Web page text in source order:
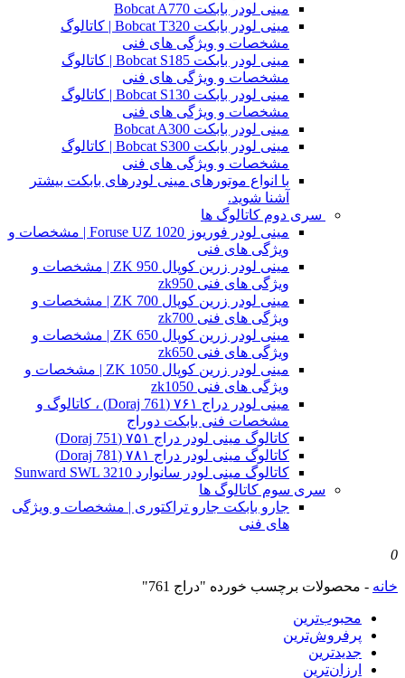
مینی لودر بابکت Bobcat A770
مینی لودر بابکت Bobcat T320 | کاتالوگ
مشخصات و ویژگی های فنی
مینی لودر بابکت Bobcat S185 | کاتالوگ
مشخصات و ویژگی های فنی
مینی لودر بابکت Bobcat S130 | کاتالوگ
مشخصات و ویژگی های فنی
مینی لودر بابکت Bobcat A300
مینی لودر بابکت Bobcat S300 | کاتالوگ
مشخصات و ویژگی های فنی
با انواع موتورهای مینی لودرهای بابکت بیشتر
آشنا شوید.
سری دوم کاتالوگ ها
مینی لودر فوریوز Foruse UZ 1020 | مشخصات و
ویژگی های فنی
مینی لودر زرین کوپال ZK 950 | مشخصات و
ویژگی های فنی zk950
مینی لودر زرین کوپال ZK 700 | مشخصات و
ویژگی های فنی zk700
مینی لودر زرین کوپال ZK 650 | مشخصات و
ویژگی های فنی zk650
مینی لودر زرین کوپال ZK 1050 | مشخصات و
ویژگی های فنی zk1050
مینی لودر دراج ۷۶۱ (Doraj 761) ، کاتالوگ و
مشخصات فنی بابکت دوراج
کاتالوگ مینی لودر دراج ۷۵۱ (Doraj 751)
کاتالوگ مینی لودر دراج ۷۸۱ (Doraj 781)
کاتالوگ مینی لودر سانوارد Sunward SWL 3210
سری سوم کاتالوگ ها
جارو بابکت جارو تراکتوری | مشخصات و ویژگی
های فنی
0
خانه - محصولات برچسب خورده "دراج 761"
محبوب‌ترین
پرفروش‌ترین
جدیدترین
ارزان‌ترین